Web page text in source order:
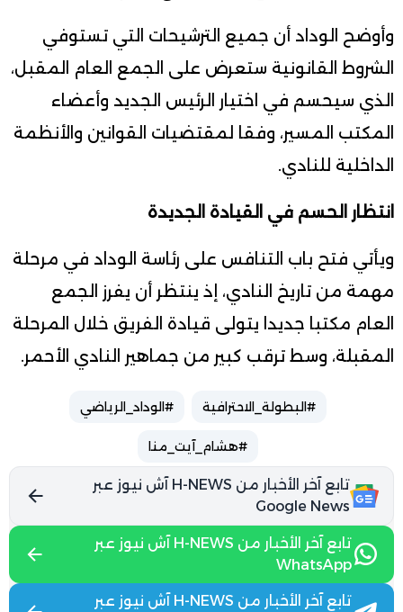
وأوضح الوداد أن جميع الترشيحات التي تستوفي
الشروط القانونية ستعرض على الجمع العام المقبل،
الذي سيحسم في اختيار الرئيس الجديد وأعضاء
المكتب المسير، وفقا لمقتضيات القوانين والأنظمة
الداخلية للنادي.
انتظار الحسم في القيادة الجديدة
ويأتي فتح باب التنافس على رئاسة الوداد في مرحلة
مهمة من تاريخ النادي، إذ ينتظر أن يفرز الجمع
العام مكتبا جديدا يتولى قيادة الفريق خلال المرحلة
المقبلة، وسط ترقب كبير من جماهير النادي الأحمر.
#البطولة_الاحترافية #الوداد_الرياضي
#هشام_آيت_منا
تابع آخر الأخبار من H-NEWS آش نيوز عبر
Google News
تابع آخر الأخبار من H-NEWS آش نيوز عبر
WhatsApp
تابع آخر الأخبار من H-NEWS آش نيوز عبر